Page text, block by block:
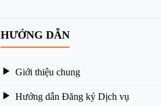
HƯỚNG DẪN
Giới thiệu chung
Hướng dẫn Đăng ký Dịch vụ